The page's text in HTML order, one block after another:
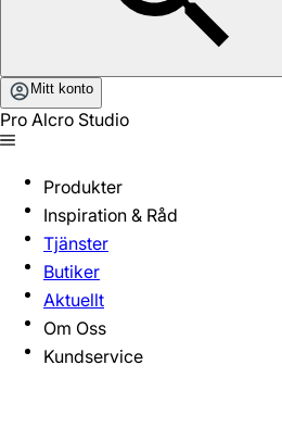
Mitt konto
Pro Alcro Studio
Produkter
Inspiration & Råd
Tjänster
Butiker
Aktuellt
Om Oss
Kundservice